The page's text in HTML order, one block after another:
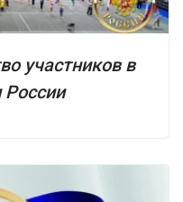
участников в
России